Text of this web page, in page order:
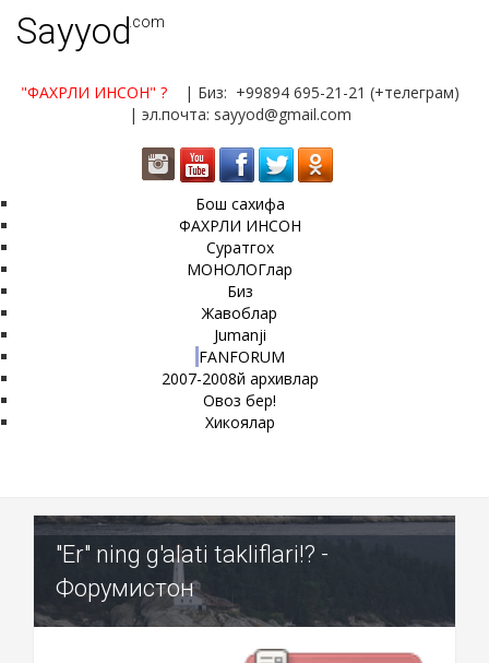
Sayyod.com
"ФАХРЛИ ИНСОН" ?
| Биз: +99894 695-21-21 (+телеграм)
| эл.почта: sayyod@gmail.com
Бош сахифа
ФАХРЛИ ИНСОН
Суратгох
МОНОЛОГлар
Биз
Жавоблар
Jumanji
FANFORUM
2007-2008й архивлар
Овоз бер!
Хикоялар
"Er" ning g'alati takliflari!? -
Форумистон